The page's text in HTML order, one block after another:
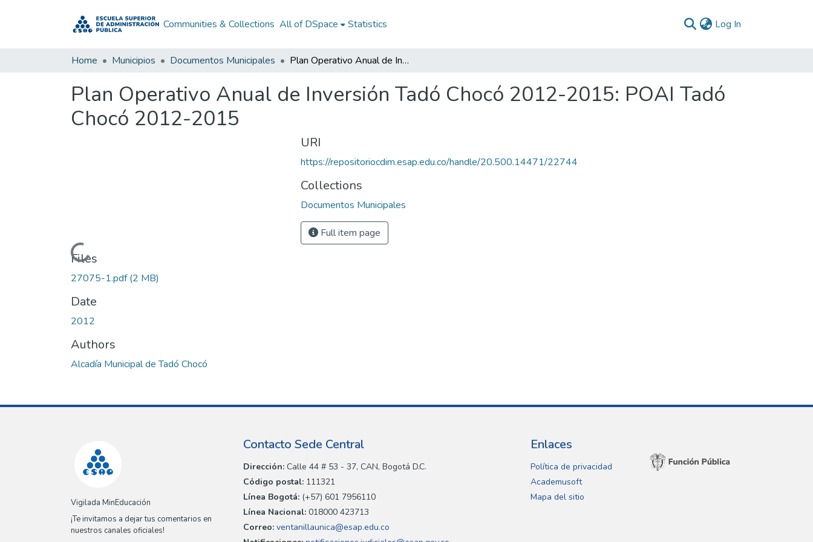
Communities & Collections All of DSpace Statistics Log In
Home Municipios Documentos Municipales Plan Operativo Anual de Inversión Tadó Chocó 2012-2015: POAI Tadó Chocó 2012-2015
Plan Operativo Anual de Inversión Tadó Chocó 2012-2015: POAI Tadó
Chocó 2012-2015
Loading...
Files
27075-1.pdf(2 MB)
Date
2012
Authors
Alcadía Municipal de Tadó Chocó
URI
https://repositoriocdim.esap.edu.co/handle/20.500.14471/22744
Collections
Documentos Municipales
Full item page
Vigilada MinEducación
¡Te invitamos a dejar tus comentarios en
nuestros canales oficiales!
Contacto Sede Central
Dirección: Calle 44 # 53 - 37, CAN, Bogotá D.C.
Código postal: 111321
Línea Bogotá: (+57) 601 7956110
Línea Nacional: 018000 423713
Correo: ventanillaunica@esap.edu.co
Enlaces
Política de privacidad
Academusoft
Mapa del sitio